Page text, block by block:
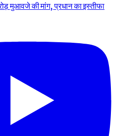
मुआवजे की मांग, प्रधान का इस्तीफा